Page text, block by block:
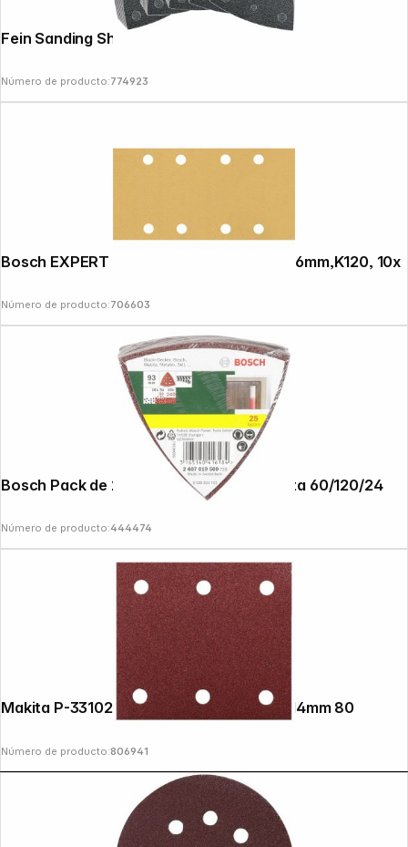
Fein Sanding Sheet Set
Número de producto:774923
Bosch EXPERT Sanding Pad C470, 93x186mm,K120, 10x
Número de producto:706603
Bosch Pack de 25 lijas para lijadoras Delta 60/120/24
Número de producto:444474
Makita P-33102 Sandpaper Velcro 102x114mm 80
Número de producto:806941